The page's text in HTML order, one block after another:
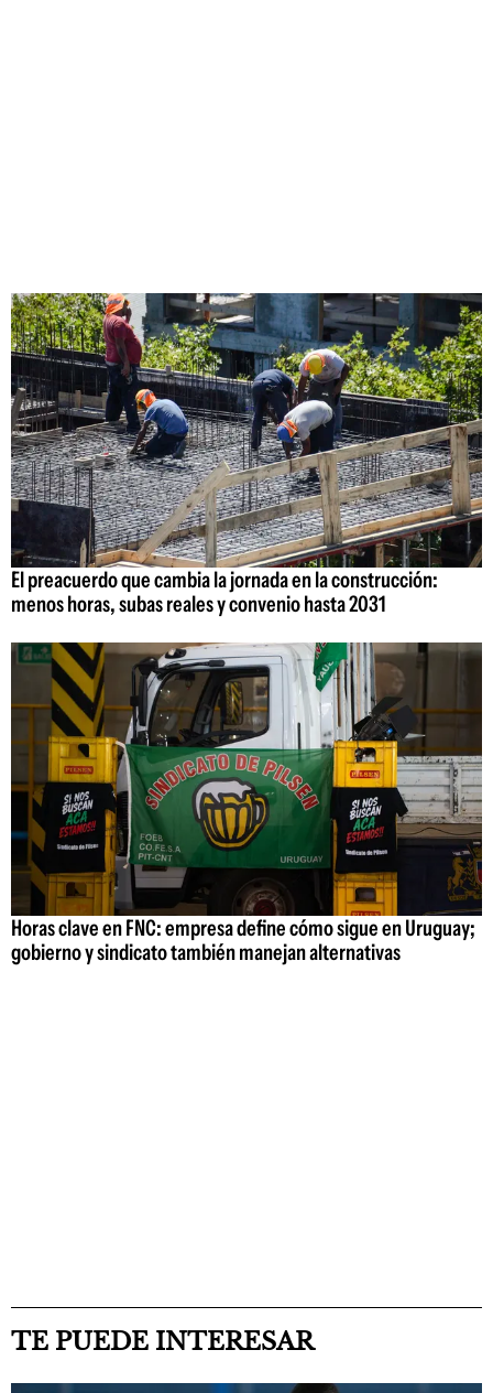
El preacuerdo que cambia la jornada en la construcción:
menos horas, subas reales y convenio hasta 2031
Horas clave en FNC: empresa define cómo sigue en Uruguay;
gobierno y sindicato también manejan alternativas
TE PUEDE INTERESAR